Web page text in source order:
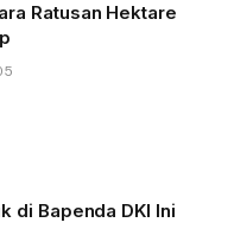
Ratusan Hektare
di Bapenda DKI Ini